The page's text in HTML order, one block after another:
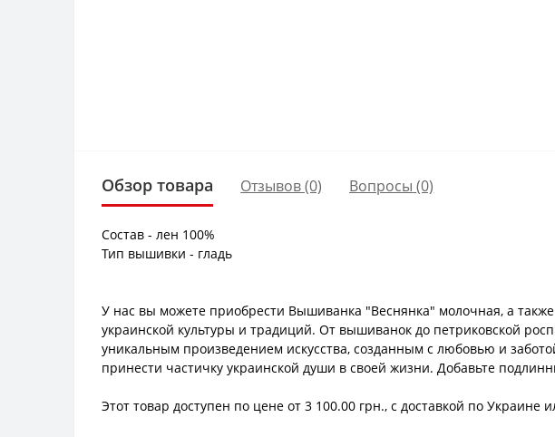
Обзор товара Отзывов (0) Вопросы (0)
Состав - лен 100%
Тип вышивки - гладь
У нас вы можете приобрести Вышиванка "Веснянка" молочная, а
украинской культуры и традиций. От вышиванок до петриковской
уникальным произведением искусства, созданным с любовью и
принести частичку украинской души в своей жизни. Добавьте
Этот товар доступен по цене от 3 100.00 грн., с доставкой по